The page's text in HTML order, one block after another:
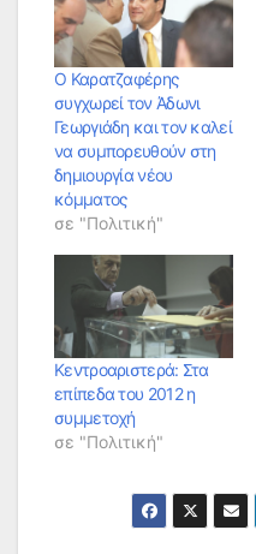
Ο Καρατζαφέρης
συγχωρεί τον Άδωνι
Γεωργιάδη και τον καλεί
να συμπορευθούν στη
δημιουργία νέου
κόμματος
σε "Πολιτική"
Κεντροαριστερά: Στα
επίπεδα του 2012 η
συμμετοχή
σε "Πολιτική"